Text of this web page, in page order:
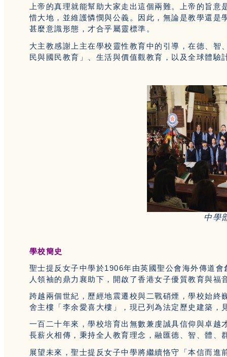
上帝的真理就能幫助大家走出這個兩難。上帝的旨
惜大地，並維護憐憫與公義。因此，無論是教學還
甚麼意識形態，才合乎屬靈標準。
大主教感謝上主在學校靈性教育中的引導，在德、
民與國民教育」、生活與價值觀教育，以及全球體驗
中學
學校簡史
聖士提反女子中學於1906年由英國聖公會海外傳道
人領袖的鼎力襄助下，開啟了香港女子優質教育與福
跨越兩個世紀，歷經地震遷校與二戰硝煙，學校始
舍主樓「李余愛喜大樓」，現已列為法定歷史建築，
一百二十年來，學校培育出無數兼虔誠具信仰與卓
長薪火相傳，秉持全人教育理念，融匯德、智、體、
展望未來，聖士提反女子中學將繼續恪守「本信而